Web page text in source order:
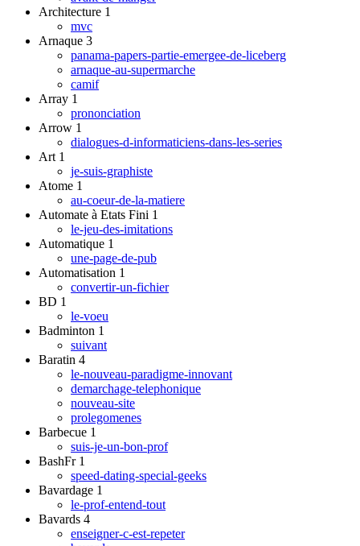
Architecture 1
mvc
Arnaque 3
panama-papers-partie-emergee-de-liceberg
arnaque-au-supermarche
camif
Array 1
prononciation
Arrow 1
dialogues-d-informaticiens-dans-les-series
Art 1
je-suis-graphiste
Atome 1
au-coeur-de-la-matiere
Automate à Etats Fini 1
le-jeu-des-imitations
Automatique 1
une-page-de-pub
Automatisation 1
convertir-un-fichier
BD 1
le-voeu
Badminton 1
suivant
Baratin 4
le-nouveau-paradigme-innovant
demarchage-telephonique
nouveau-site
prolegomenes
Barbecue 1
suis-je-un-bon-prof
BashFr 1
speed-dating-special-geeks
Bavardage 1
le-prof-entend-tout
Bavards 4
enseigner-c-est-repeter